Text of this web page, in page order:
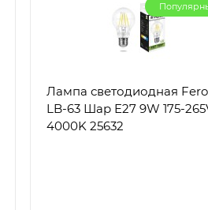
Лампа светодиодная
LB-63 Шар E27 9W 175-
4000K 25632